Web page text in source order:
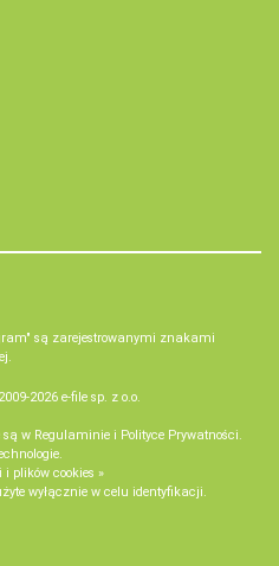
są zarejestrowanymi znakami
2026 e-file sp. z o.o.
są w Regulaminie i Polityce Prywatności.
.
plików cookies »
wyłącznie w celu identyfikacji.